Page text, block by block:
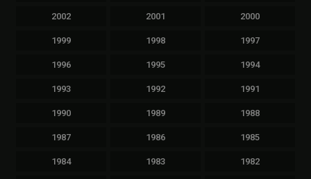
2002 2001 2000
1999 1998 1997
1996 1995 1994
1993 1992 1991
1990 1989 1988
1987 1986 1985
1984 1983 1982